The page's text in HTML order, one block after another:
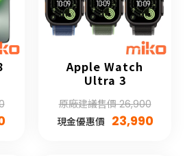
Apple Watch
Ultra 3
原廠建議售價 26,900
現金優惠價 23,990